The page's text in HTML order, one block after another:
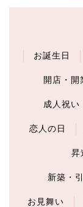
お誕生日
開店・開
成人祝い
恋人の日
昇
新築・
お見舞い